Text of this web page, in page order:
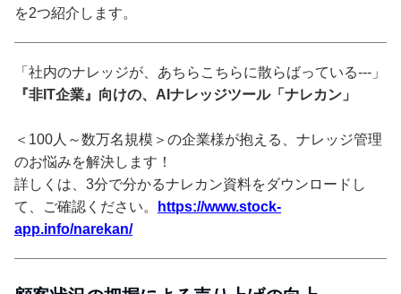
を2つ紹介します。
「社内のナレッジが、あちらこちらに散らばっている---」
『非IT企業』向けの、AIナレッジツール「ナレカン」
＜100人～数万名規模＞の企業様が抱える、ナレッジ管理
のお悩みを解決します！
詳しくは、3分で分かるナレカン資料をダウンロードし
て、ご確認ください。
https://www.stock-
app.info/narekan/